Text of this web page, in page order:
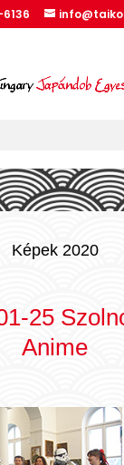
Képek 2020
25
Anime